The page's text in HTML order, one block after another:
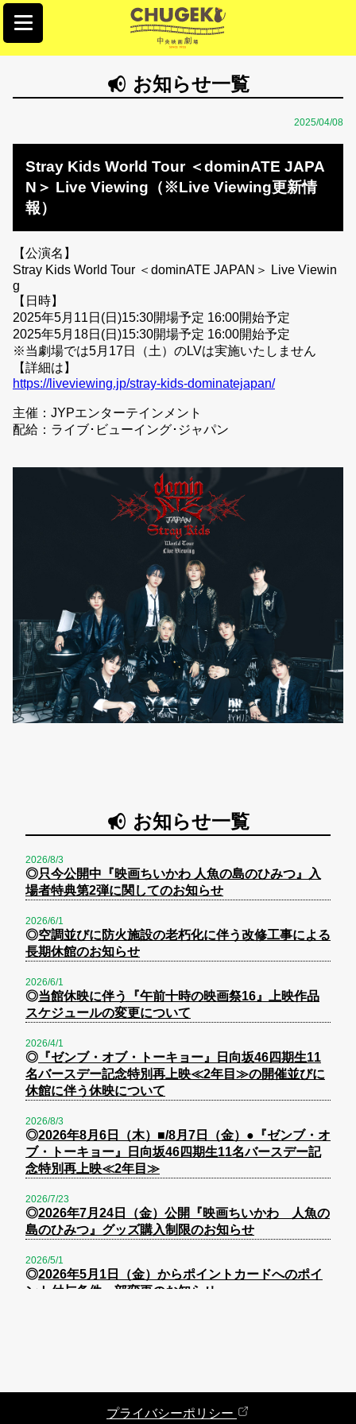
お知らせ一覧
2025/04/08
Stray Kids World Tour ＜dominATE JAPA
N＞ Live Viewing（※Live Viewing更新情
報）
【公演名】
Stray Kids World Tour ＜dominATE JAPAN＞ Live Viewin
g
【日時】
2025年5月11日(日)15:30開場予定 16:00開始予定
2025年5月18日(日)15:30開場予定 16:00開始予定
※当劇場では5月17日（土）のLVは実施いたしません
【詳細は】
https://liveviewing.jp/stray-kids-dominatejapan/
主催：JYPエンターテインメント
配給：ライブ･ビューイング･ジャパン
お知らせ一覧
2026/8/3
◎只今公開中『映画ちいかわ 人魚の島のひみつ』入
場者特典第2弾に関してのお知らせ
2026/6/1
◎空調並びに防火施設の老朽化に伴う改修工事による
長期休館のお知らせ
2026/6/1
◎当館休映に伴う『午前十時の映画祭16』上映作品
スケジュールの変更について
2026/4/1
◎ 『ゼンブ・オブ・トーキョー』日向坂46四期生11
名バースデー記念特別再上映≪2年目≫の開催並びに
休館に伴う休映について
2026/8/3
◎2026年8月6日（木）■/8月7日（金）●『ゼンブ・オ
ブ・トーキョー』日向坂46四期生11名バースデー記
念特別再上映≪2年目≫
2026/7/23
◎2026年7月24日（金）公開『映画ちいかわ 人魚の
島のひみつ』グッズ購入制限のお知らせ
2026/5/1
◎2026年5月1日（金）からポイントカードへのポイ
ント付与条件一部変更のお知らせ
プライバシーポリシー